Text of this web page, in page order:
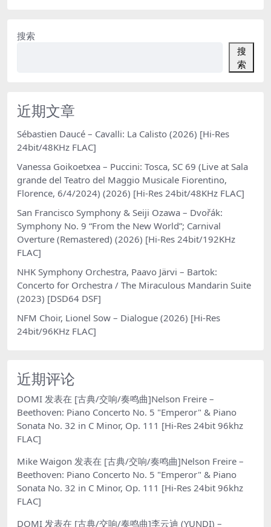
搜索
搜
索
近期文章
Sébastien Daucé – Cavalli: La Calisto (2026) [Hi-Res
24bit/48KHz FLAC]
Vanessa Goikoetxea – Puccini: Tosca, SC 69 (Live at Sala
grande del Teatro del Maggio Musicale Fiorentino,
Florence, 6/4/2024) (2026) [Hi-Res 24bit/48KHz FLAC]
San Francisco Symphony & Seiji Ozawa – Dvořák:
Symphony No. 9 “From the New World”; Carnival
Overture (Remastered) (2026) [Hi-Res 24bit/192KHz
FLAC]
NHK Symphony Orchestra, Paavo Järvi – Bartok:
Concerto for Orchestra / The Miraculous Mandarin Suite
(2023) [DSD64 DSF]
NFM Choir, Lionel Sow – Dialogue (2026) [Hi-Res
24bit/96KHz FLAC]
近期评论
DOMI 发表在 [古典/交响/奏鸣曲]Nelson Freire –
Beethoven: Piano Concerto No. 5 "Emperor" & Piano
Sonata No. 32 in C Minor, Op. 111 [Hi-Res 24bit 96khz
FLAC]
Mike Waigon 发表在 [古典/交响/奏鸣曲]Nelson Freire –
Beethoven: Piano Concerto No. 5 "Emperor" & Piano
Sonata No. 32 in C Minor, Op. 111 [Hi-Res 24bit 96khz
FLAC]
DOMI 发表在 [古典/交响/奏鸣曲]李云迪 (YUNDI) –